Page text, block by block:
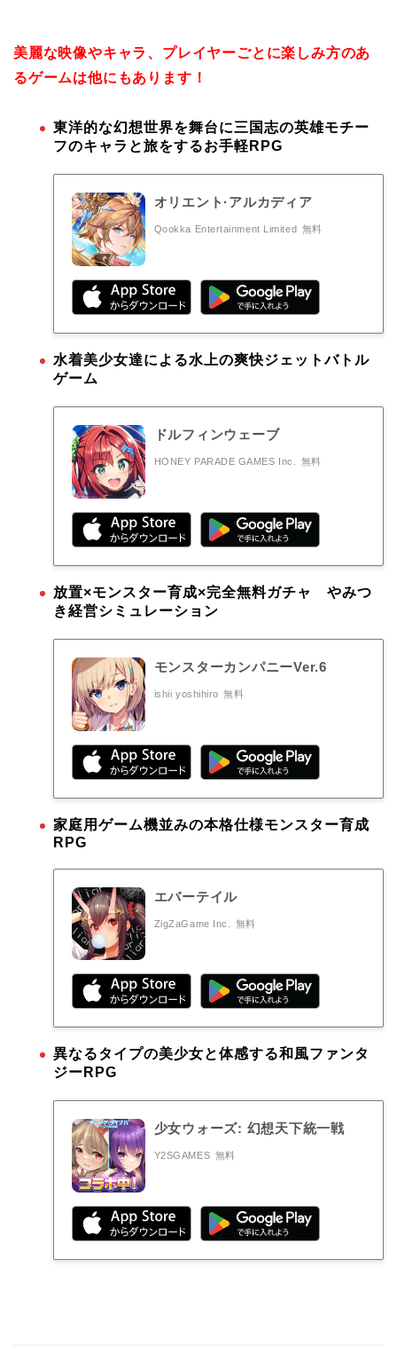
美麗な映像やキャラ、プレイヤーごとに楽しみ方のあ
るゲームは他にもあります！
東洋的な幻想世界を舞台に三国志の英雄モチー
フのキャラと旅をするお手軽RPG
オリエント·アルカディア
Qookka Entertainment Limited 無料
水着美少女達による水上の爽快ジェットバトル
ゲーム
ドルフィンウェーブ
HONEY PARADE GAMES Inc. 無料
放置×モンスター育成×完全無料ガチャ やみつ
き経営シミュレーション
モンスターカンパニーVer.6
ishii yoshihiro 無料
家庭用ゲーム機並みの本格仕様モンスター育成
RPG
エバーテイル
ZigZaGame Inc. 無料
異なるタイプの美少女と体感する和風ファンタ
ジーRPG
少女ウォーズ: 幻想天下統一戦
Y2SGAMES 無料